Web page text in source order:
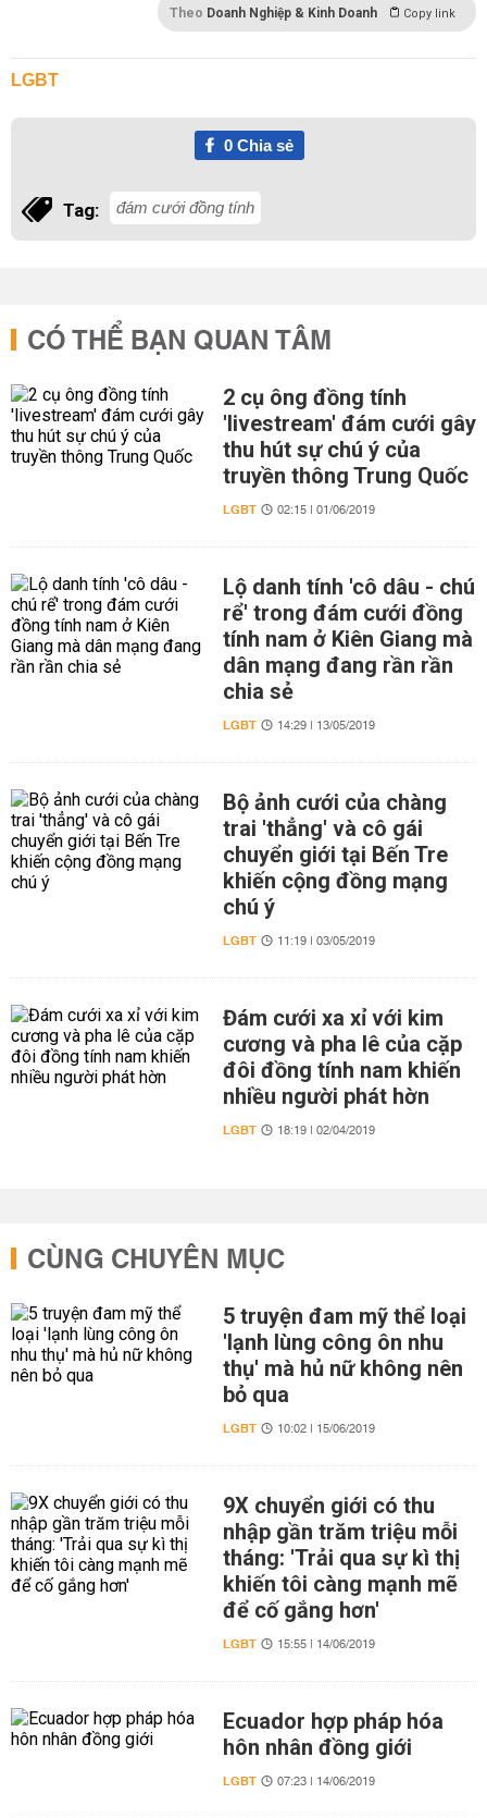
Theo Doanh Nghiệp & Kinh Doanh Copy link
LGBT
0Chia sẻ
Tag: đám cưới đồng tính
CÓ THỂ BẠN QUAN TÂM
2 cụ ông đồng tính
'livestream' đám cưới gây
thu hút sự chú ý của
truyền thông Trung Quốc
LGBT 02:15 | 01/06/2019
Lộ danh tính 'cô dâu - chú
rể' trong đám cưới đồng
tính nam ở Kiên Giang mà
dân mạng đang rần rần
chia sẻ
LGBT 14:29 | 13/05/2019
Bộ ảnh cưới của chàng
trai 'thẳng' và cô gái
chuyển giới tại Bến Tre
khiến cộng đồng mạng
chú ý
LGBT 11:19 | 03/05/2019
Đám cưới xa xỉ với kim
cương và pha lê của cặp
đôi đồng tính nam khiến
nhiều người phát hờn
LGBT 18:19 | 02/04/2019
CÙNG CHUYÊN MỤC
5 truyện đam mỹ thể loại
'lạnh lùng công ôn nhu
thụ' mà hủ nữ không nên
bỏ qua
LGBT 10:02 | 15/06/2019
9X chuyển giới có thu
nhập gần trăm triệu mỗi
tháng: 'Trải qua sự kì thị
khiến tôi càng mạnh mẽ
để cố gắng hơn'
LGBT 15:55 | 14/06/2019
Ecuador hợp pháp hóa
hôn nhân đồng giới
LGBT 07:23 | 14/06/2019